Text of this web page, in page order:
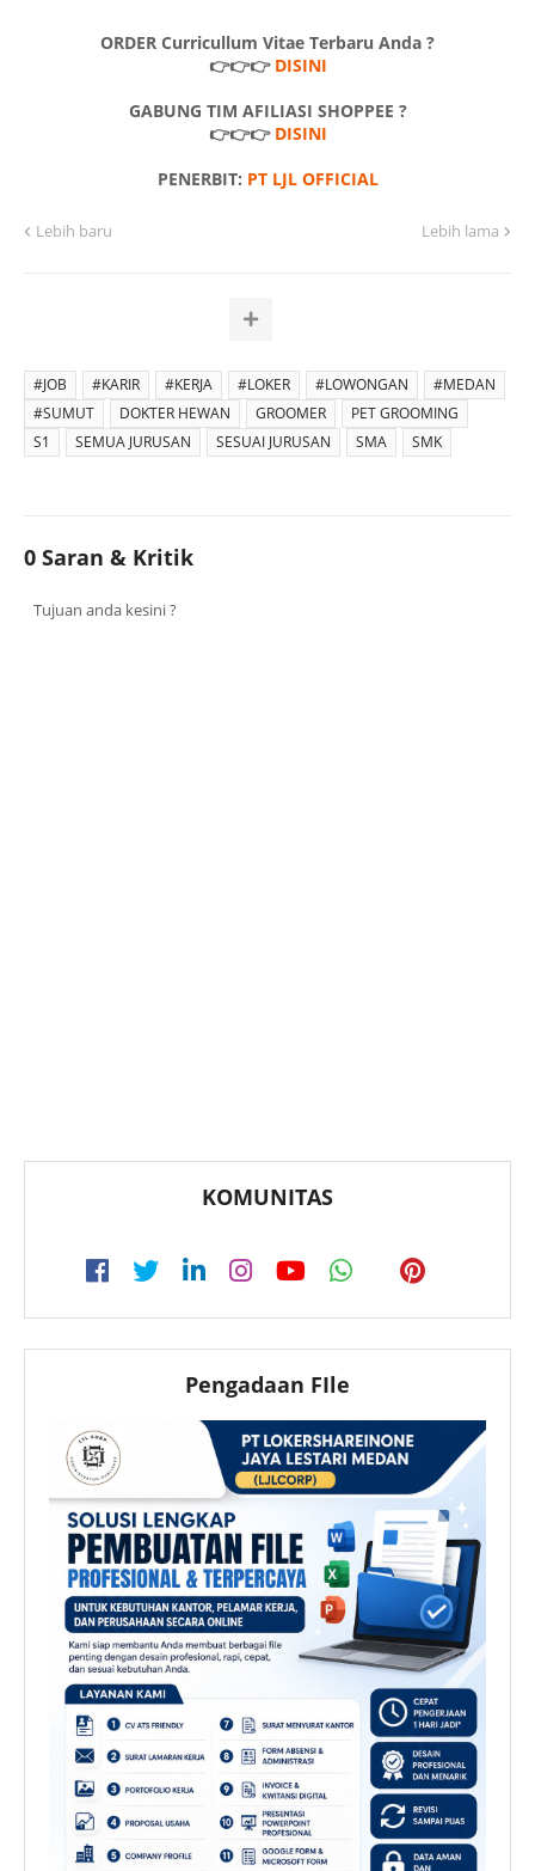
ORDER Curricullum Vitae Terbaru Anda ?
👉👉👉 DISINI
GABUNG TIM AFILIASI SHOPPEE ?
👉👉👉 DISINI
PENERBIT: PT LJL OFFICIAL
Lebih baru Lebih lama
#JOB #KARIR #KERJA #LOKER #LOWONGAN
#MEDAN
#SUMUT
DOKTER HEWAN GROOMER
PET GROOMING
S1
SEMUA JURUSAN SESUAI JURUSAN SMA SMK
0 Saran & Kritik
Tujuan anda kesini ?
KOMUNITAS
Pengadaan FIle